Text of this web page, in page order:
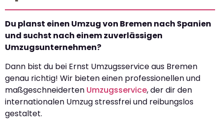
Du planst einen Umzug von Bremen nach Spanien
und suchst nach einem zuverlässigen
Umzugsunternehmen?
Dann bist du bei Ernst Umzugsservice aus Bremen
genau richtig! Wir bieten einen professionellen und
maßgeschneiderten Umzugsservice, der dir den
internationalen Umzug stressfrei und reibungslos
gestaltet.